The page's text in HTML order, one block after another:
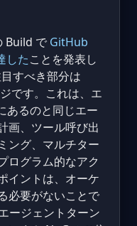
Build で GitHub
したことを発表し
すべき部分は
です。これは、エ
あるのと同じエー
画、ツール呼び出
ング、マルチター
ログラム的なアク
イントは、オーケ
必要がないことで
ージェントターン